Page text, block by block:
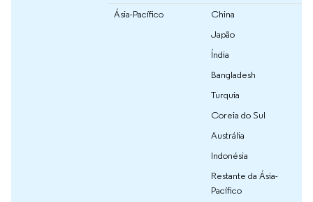
Ásia-Pacífico
China
Japão
Índia
Bangladesh
Turquia
Coreia do Sul
Austrália
Indonésia
Restante da Ásia-
Pacífico